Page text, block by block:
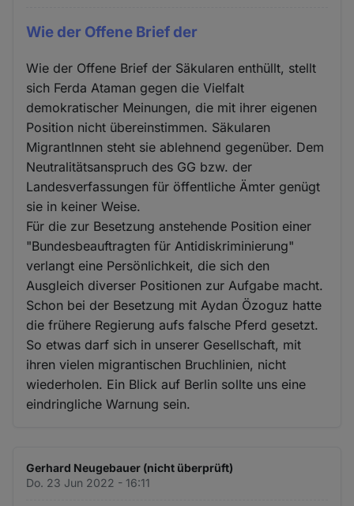
Wie der Offene Brief der
Wie der Offene Brief der Säkularen enthüllt, stellt
sich Ferda Ataman gegen die Vielfalt
demokratischer Meinungen, die mit ihrer eigenen
Position nicht übereinstimmen. Säkularen
MigrantInnen steht sie ablehnend gegenüber. Dem
Neutralitätsanspruch des GG bzw. der
Landesverfassungen für öffentliche Ämter genügt
sie in keiner Weise.
Für die zur Besetzung anstehende Position einer
"Bundesbeauftragten für Antidiskriminierung"
verlangt eine Persönlichkeit, die sich den
Ausgleich diverser Positionen zur Aufgabe macht.
Schon bei der Besetzung mit Aydan Özoguz hatte
die frühere Regierung aufs falsche Pferd gesetzt.
So etwas darf sich in unserer Gesellschaft, mit
ihren vielen migrantischen Bruchlinien, nicht
wiederholen. Ein Blick auf Berlin sollte uns eine
eindringliche Warnung sein.
Gerhard Neugebauer (nicht überprüft)
Do. 23 Jun 2022 - 16:11